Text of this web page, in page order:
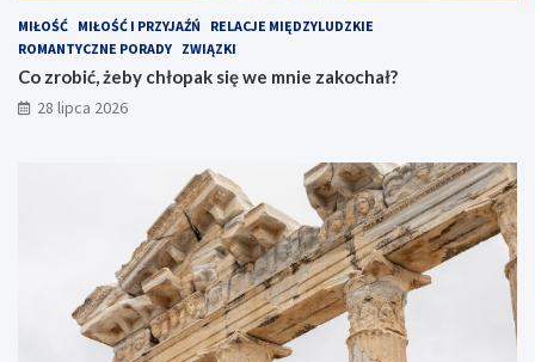
MIŁOŚĆ MIŁOŚĆ I PRZYJAŹŃ
RELACJE MIĘDZYLUDZKIE
ROMANTYCZNE PORADY ZWIĄZKI
Co zrobić, żeby chłopak się we mnie zakochał?
28 lipca 2026